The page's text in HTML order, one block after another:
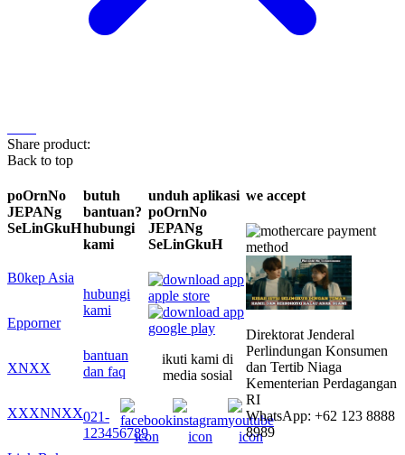
Share product:
Back to top
poOrnNo
JEPANg
SeLinGkuH
B0kep Asia
Epporner
XNXX
XXXNNXX
butuh
bantuan?
hubungi
kami
hubungi
kami
bantuan
dan faq
021-
123456789
unduh aplikasi
poOrnNo
JEPANg
SeLinGkuH
ikuti kami di
media sosial
we accept
Direktorat Jenderal
Perlindungan Konsumen
dan Tertib Niaga
Kementerian Perdagangan
RI
WhatsApp: +62 123 8888
8989